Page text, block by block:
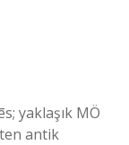
yaklaşık MÖ
antik